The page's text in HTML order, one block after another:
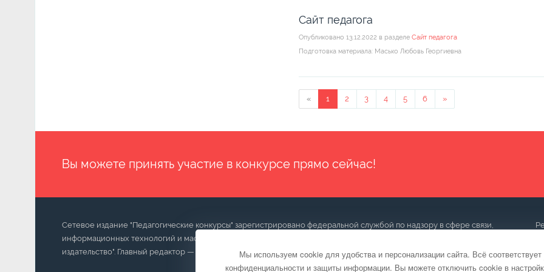
Сайт педагога
Опубликовано 13.12.2022 в разделе Сайт педагога
Подготовка материала: Масько Любовь Георгиевна
« 1 2 3 4 5 6 »
Вы можете принять участие в конкурсе прямо сейчас!
Сетевое издание "Педагогические конкурсы" зарегистрировано федеральной службой по надзору в сфере связи,
информационных технологий и массовых коммуникаций (Роскомнадзор). Учредитель — ООО "Образовательное
издательство". Главный редактор — Морозова О.В. Категория 18+Мы используем cookie для удобства и персонализации сайта. Всё соответствует
конфиденциальности и защиты информации. Вы можете отключить cookie в